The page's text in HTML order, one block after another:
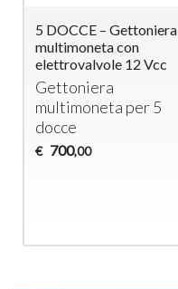
5 DOCCE – Gettoniera
multimoneta con
elettrovalvole 12 Vcc
Gettoniera
multimoneta per 5
docce
€ 700,00